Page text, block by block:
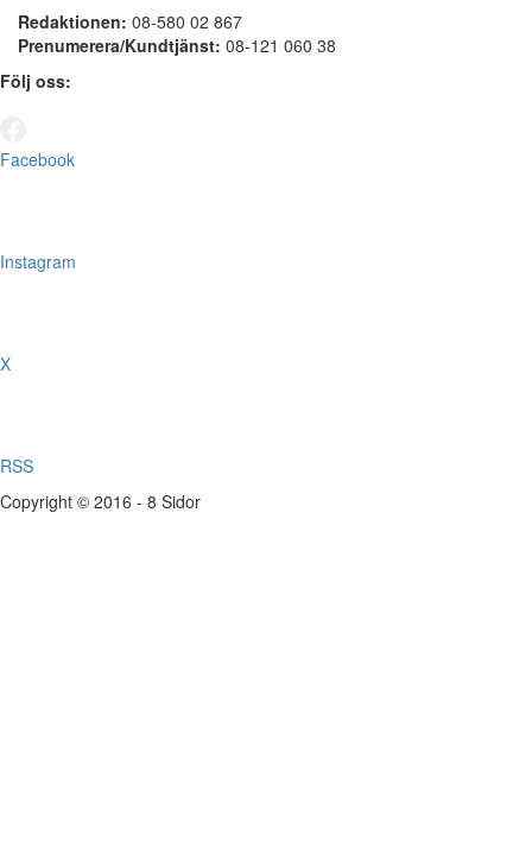
Redaktionen: 08-580 02 867
Prenumerera/Kundtjänst: 08-121 060 38
Följ oss:
Facebook
Instagram
X
RSS
Copyright © 2016 - 8 Sidor